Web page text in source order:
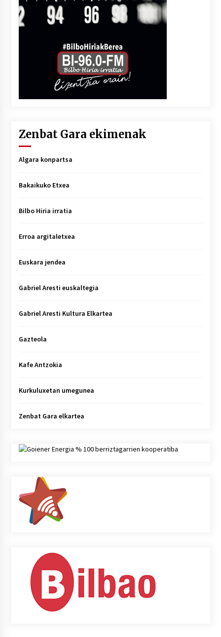
Zenbat Gara ekimenak
Algara konpartsa
Bakaikuko Etxea
Bilbo Hiria irratia
Erroa argitaletxea
Euskara jendea
Gabriel Aresti euskaltegia
Gabriel Aresti Kultura Elkartea
Gazteola
Kafe Antzokia
Kurkuluxetan umegunea
Zenbat Gara elkartea